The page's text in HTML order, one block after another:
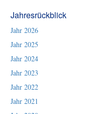
Jahresrückblick
Jahr 2026
Jahr 2025
Jahr 2024
Jahr 2023
Jahr 2022
Jahr 2021